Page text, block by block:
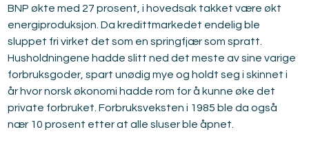
BNP økte med 27 prosent, i hovedsak takket være økt
energiproduksjon. Da kredittmarkedet endelig ble
sluppet fri virket det som en springfjær som spratt.
Husholdningene hadde slitt ned det meste av sine varige
forbruksgoder, spart unødig mye og holdt seg i skinnet i
år hvor norsk økonomi hadde rom for å kunne øke det
private forbruket. Forbruksveksten i 1985 ble da også
nær 10 prosent etter at alle sluser ble åpnet.